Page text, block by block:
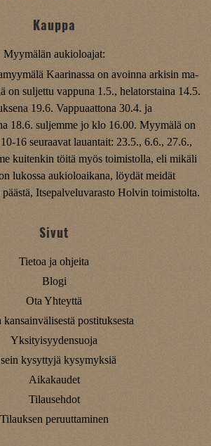
Kauppa
Myymälän aukioloajat:
Kaarinassa on avoinna arkisin ma-
on suljettu vappuna 1.5., helatorstaina 14.5.
19.6. Vappuaattona 30.4. ja
18.6. suljemme jo klo 16.00. Myymälä on
16 seuraavat lauantait: 23.5., 6.6., 27.6.,
kuitenkin töitä myös toimistolla, eli mikäli
lukossa aukioloaikana, löydät meidät
päästä, Itsepalveluvarasto Holvin toimistolta.
Sivut
Tietoa ja ohjeita
Blogi
Ota Yhteyttä
kansainvälisestä postituksesta
Yksityisyydensuoja
kysyttyjä kysymyksiä
Aikakaudet
Tilausehdot
Tilauksen peruuttaminen